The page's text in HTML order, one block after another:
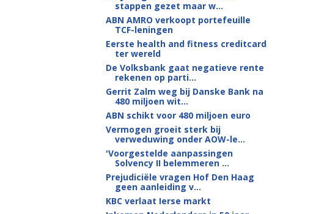
stappen gezet maar w...
ABN AMRO verkoopt portefeuille
TCF-leningen
Eerste health and fitness creditcard
ter wereld
De Volksbank gaat negatieve rente
rekenen op parti...
Gerrit Zalm weg bij Danske Bank na
480 miljoen wit...
ABN schikt voor 480 miljoen euro
Vermogen groeit sterk bij
verweduwing onder AOW-le...
'Voorgestelde aanpassingen
Solvency II belemmeren ...
Prejudiciële vragen Hof Den Haag
geen aanleiding v...
KBC verlaat Ierse markt